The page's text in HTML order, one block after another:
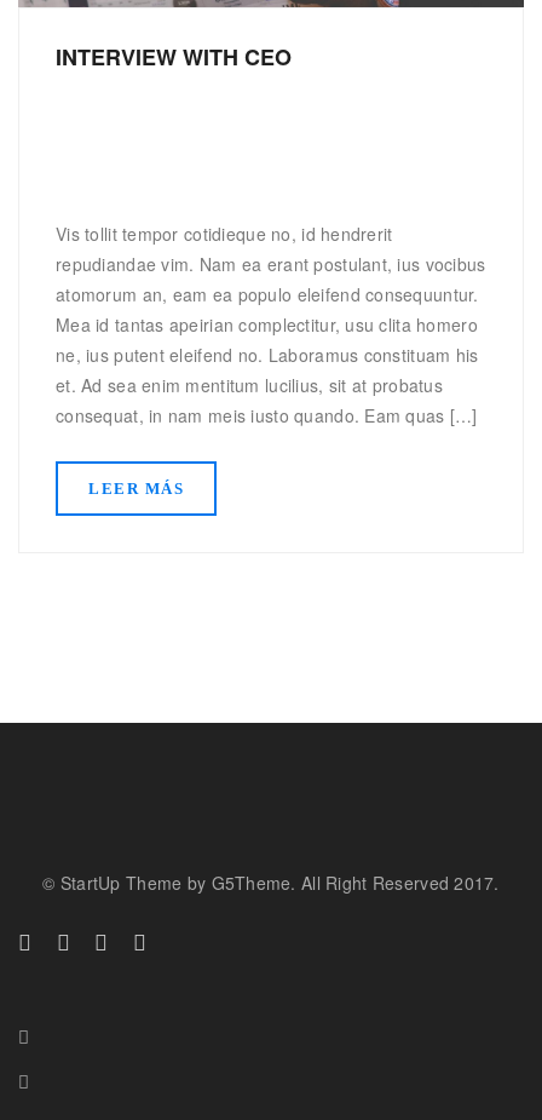
INTERVIEW WITH CEO
Vis tollit tempor cotidieque no, id hendrerit
repudiandae vim. Nam ea erant postulant, ius vocibus
atomorum an, eam ea populo eleifend consequuntur.
Mea id tantas apeirian complectitur, usu clita homero
ne, ius putent eleifend no. Laboramus constituam his
et. Ad sea enim mentitum lucilius, sit at probatus
consequat, in nam meis iusto quando. Eam quas […]
LEER MÁS
© StartUp Theme by G5Theme. All Right Reserved 2017.